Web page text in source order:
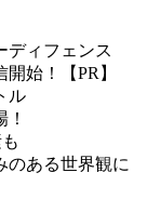
ディフェンス
始！【PR】
ル
のある世界観に